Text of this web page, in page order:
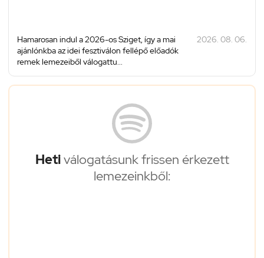
Hamarosan indul a 2026-os Sziget, így a mai
ajánlónkba az idei fesztiválon fellépő előadók
remek lemezeiből válogattu...
2026. 08. 06.
Hetiválogatásunk frissen érkezett
lemezeinkből: